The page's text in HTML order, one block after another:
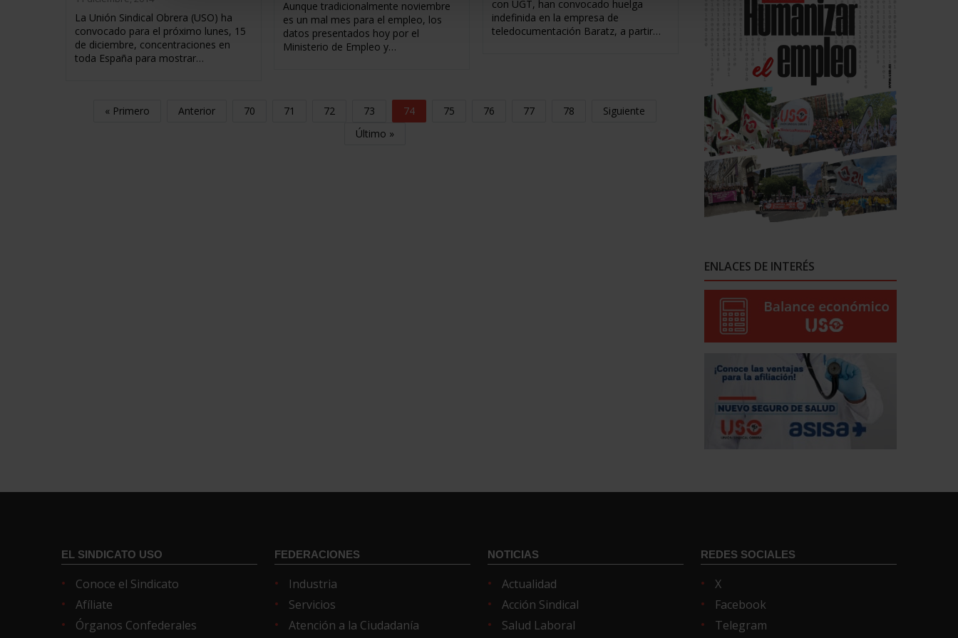
La Unión Sindical Obrera (USO) ha
convocado para el próximo lunes, 15
de diciembre, concentraciones en
toda España para mostrar…
Aunque tradicionalmente noviembre
es un mal mes para el empleo, los
datos presentados hoy por el
Ministerio de Empleo y…
con UGT, han convocado huelga
indefinida en la empresa de
teledocumentación Baratz, a partir…
« Primero Anterior 70 71 72 73 74 75 76 77 78
Siguiente
Último »
ENLACES DE INTERÉS
EL SINDICATO USO
Conoce el Sindicato
Afíliate
Órganos Confederales
FEDERACIONES
Industria
Servicios
Atención a la Ciudadanía
NOTICIAS
Actualidad
Acción Sindical
Salud Laboral
REDES SOCIALES
X
Facebook
Telegram